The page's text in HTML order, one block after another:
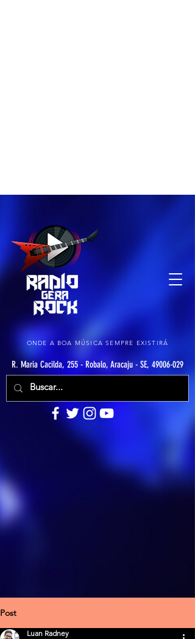
ONDE A BOA MÚSICA SEMPRE EXISTIRÁ
R. Maria Cacilda, 255 - Robalo, Aracaju - SE, 49006-029
Post
Luan Radney